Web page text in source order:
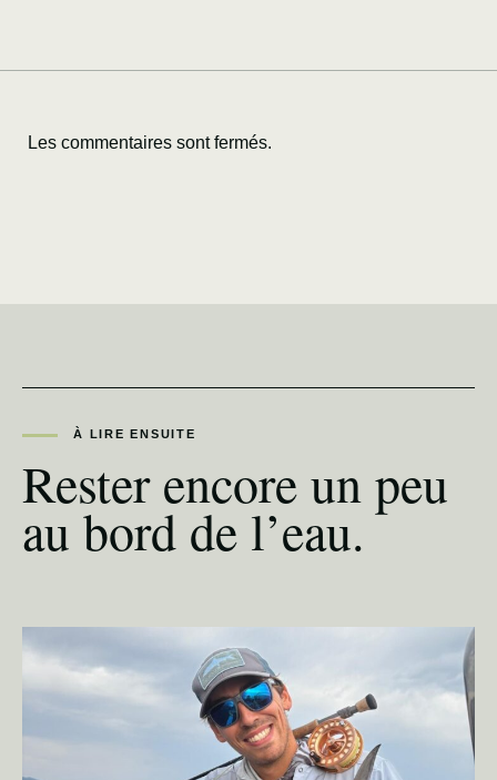
Les commentaires sont fermés.
À LIRE ENSUITE
Rester encore un peu
au bord de l’eau.